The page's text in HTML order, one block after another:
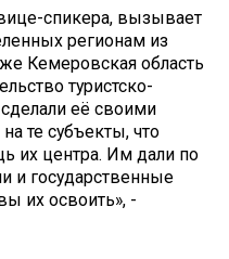
спикера, вызывает
регионам из
Кемеровская область
туристско-
её своими
те субъекты, что
их центра. Им дали по
и государственные
их освоить», -